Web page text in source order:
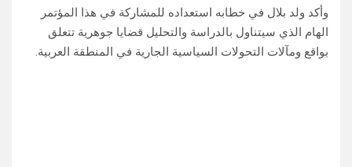
وأكد ولد بلال في خطابه استعداده للمشاركة في هذا المؤتمر
الهام الذي سيتناول بالدراسة والتحليل قضايا جوهرية تتعلق
بواقع ومآلات التحولات السياسية الجارية في المنطقة العربية.